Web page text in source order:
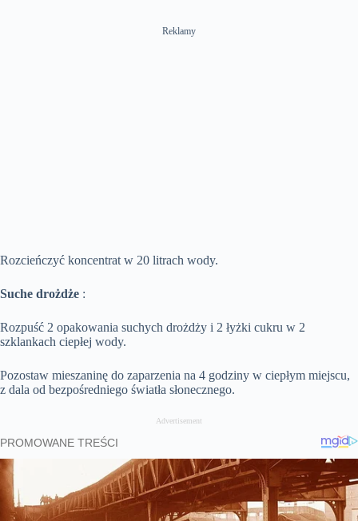
Reklamy
Rozcieńczyć koncentrat w 20 litrach wody.
Suche drożdże :
Rozpuść 2 opakowania suchych drożdży i 2 łyżki cukru w ​​2
szklankach ciepłej wody.
Pozostaw mieszaninę do zaparzenia na 4 godziny w ciepłym miejscu,
z dala od bezpośredniego światła słonecznego.
Advertisement